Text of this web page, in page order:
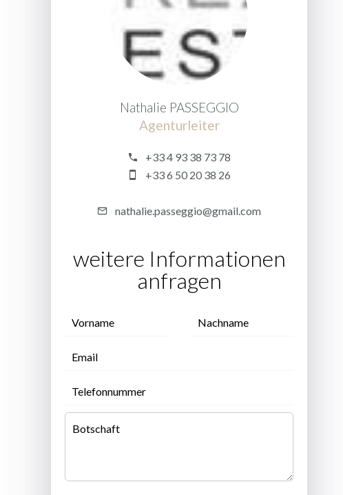
Nathalie PASSEGGIO
Agenturleiter
+33 4 93 38 73 78
+33 6 50 20 38 26
nathalie.passeggio@gmail.com
weitere Informationen
anfragen